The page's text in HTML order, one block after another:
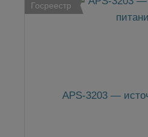
Госреестр
APS-3203 —